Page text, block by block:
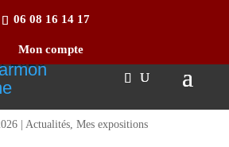
06 08 16 14 17
Mon compte
| Actualités, Mes expositions